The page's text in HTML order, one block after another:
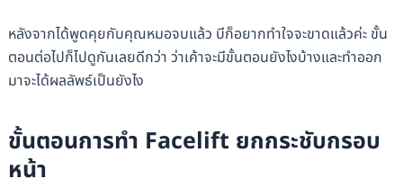
หลังจากได้พูดคุยกับคุณหมอจบแล้ว บีก็อยากทำใจจะขาดแล้วค่ะ ขั้น
ตอนต่อไปก็ไปดูกันเลยดีกว่า ว่าเค้าจะมีขั้นตอนยังไงบ้างและทำออก
มาจะได้ผลลัพธ์เป็นยังไง
ขั้นตอนการทำ Facelift ยกกระชับกรอบ
หน้า